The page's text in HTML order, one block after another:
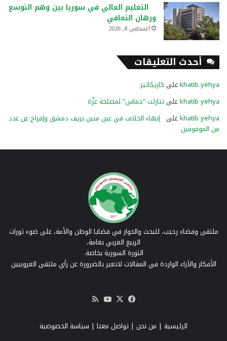
التعليم العالي في سوريا بين وهم التوسع
ورهان التعافي
أغسطس 8, 2026
أحدث التعليقات
khatib yehyaعلى كاريكاتير
khatib yehyaعلى تنازلت “حماس” لمصلحة غزّة
khatib yehyaعلى إنهاء الخلاف في عين منين بريف دمشق وإفراج عن عدد
من الموقوفين
ملتقى وفضاء رحيب، للبحث والحوار في قضايا الوطن والأمة، على ضوء ثورات
الربيع العربي بعامة،
الثورة السورية بخاصة.
الأفكار والآراء الواردة في المقالات لاتعبر بالضرورة عن رأي ملتقى العروبيين
فيسبوك
‫X
‫YouTube
RSS
الرئيسية | من نحن | تواصل معنا | سياسة الخصوصية